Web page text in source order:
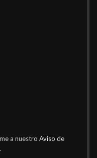
a nuestro Aviso de